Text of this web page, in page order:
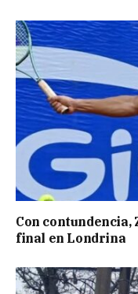
Con contundencia,
final en Londrina